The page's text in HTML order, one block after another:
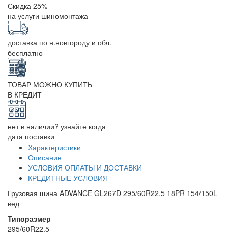
Скидка 25%
на услуги шиномонтажа
доставка по н.новгороду и обл.
бесплатно
ТОВАР МОЖНО КУПИТЬ
В КРЕДИТ
нет в наличии? узнайте когда
дата поставки
Характеристики
Описание
УСЛОВИЯ ОПЛАТЫ И ДОСТАВКИ
КРЕДИТНЫЕ УСЛОВИЯ
Грузовая шина ADVANCE GL267D 295/60R22.5 18PR 154/150L
вед
Типоразмер
295/60R22.5